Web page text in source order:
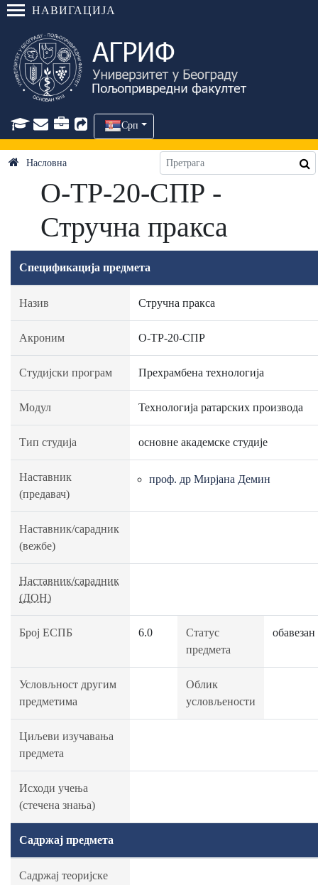
НАВИГАЦИЈА
Срп
Насловна
О-ТР-20-СПР -
Стручна пракса
Спецификација предмета
Назив Стручна пракса
Акроним О-ТР-20-СПР
Студијски програм Прехрамбена технологија
Модул Технологија ратарских производа
Тип студија основне академске студије
Наставник
(предавач)
проф. др Мирјана Демин
Наставник/сарадник
(вежбе)
Наставник/сарадник
(ДОН)
Број ЕСПБ 6.0
Статус
предмета
обавезан
Условљност другим
предметима
Облик
условљености
Циљеви изучавања
предмета
Исходи учења
(стечена знања)
Садржај предмета
Садржај теоријске